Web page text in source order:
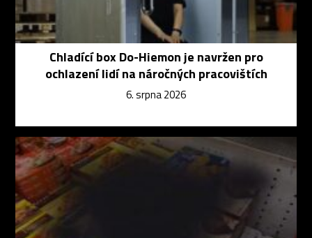
Chladící box Do-Hiemon je navržen pro
ochlazení lidí na náročných pracovištích
6. srpna 2026